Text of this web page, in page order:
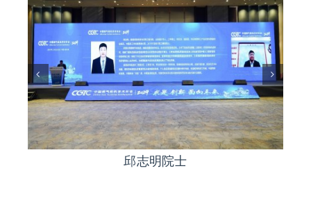
邓建军院士